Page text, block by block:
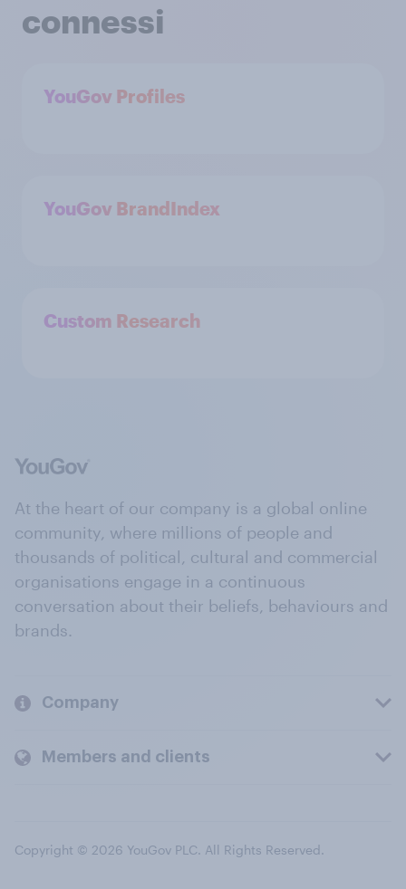
connessi
YouGov Profiles
YouGov BrandIndex
Custom Research
At the heart of our company is a global online
community, where millions of people and
thousands of political, cultural and commercial
organisations engage in a continuous
conversation about their beliefs, behaviours and
brands.
Company
Members and clients
Copyright © 2026 YouGov PLC. All Rights Reserved.